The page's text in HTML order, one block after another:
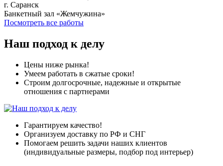
г. Саранск
Банкетный зал «Жемчужина»
Посмотреть все работы
Наш подход к делу
Цены ниже рынка!
Умеем работать в сжатые сроки!
Строим долгосрочные, надежные и открытые
отношения с партнерами
Гарантируем качество!
Организуем доставку по РФ и СНГ
Помогаем решить задачи наших клиентов
(индивидуальные размеры, подбор под интерьер)